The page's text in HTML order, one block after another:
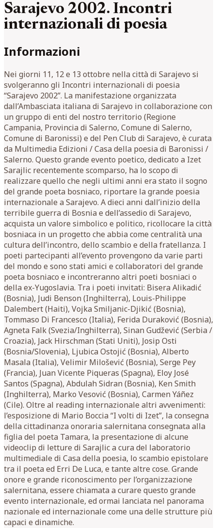
Sarajevo 2002. Incontri
internazionali di poesia
Informazioni
Nei giorni 11, 12 e 13 ottobre nella città di Sarajevo si
svolgeranno gli Incontri internazionali di poesia
“Sarajevo 2002”. La manifestazione organizzata
dall’Ambasciata italiana di Sarajevo in collaborazione con
un gruppo di enti del nostro territorio (Regione
Campania, Provincia di Salerno, Comune di Salerno,
Comune di Baronissi) e del Pen Club di Sarajevo, è curata
da Multimedia Edizioni / Casa della poesia di Baronissi /
Salerno. Questo grande evento poetico, dedicato a Izet
Sarajlic recentemente scomparso, ha lo scopo di
realizzare quello che negli ultimi anni era stato il sogno
del grande poeta bosniaco, riportare la grande poesia
internazionale a Sarajevo. A dieci anni dall’inizio della
terribile guerra di Bosnia e dell’assedio di Sarajevo,
acquista un valore simbolico e politico, ricollocare la città
bosniaca in un progetto che abbia come centralità una
cultura dell’incontro, dello scambio e della fratellanza. I
poeti partecipanti all’evento provengono da varie parti
del mondo e sono stati amici e collaboratori del grande
poeta bosniaco e incontreranno altri poeti bosniaci o
della ex-Yugoslavia. Tra i poeti invitati: Bisera Alikadić
(Bosnia), Judi Benson (Inghilterra), Louis-Philippe
Dalembert (Haiti), Vojka Smiljanic-Djikić (Bosnia),
Tommaso Di Francesco (Italia), Ferida Duraković (Bosnia),
Agneta Falk (Svezia/Inghilterra), Sinan Gudžević (Serbia /
Croazia), Jack Hirschman (Stati Uniti), Josip Osti
(Bosnia/Slovenia), Ljubica Ostojić (Bosnia), Alberto
Masala (Italia), Velimir Milošević (Bosnia), Serge Pey
(Francia), Juan Vicente Piqueras (Spagna), Eloy José
Santos (Spagna), Abdulah Sidran (Bosnia), Ken Smith
(Inghilterra), Marko Vesović (Bosnia), Carmen Yáñez
(Cile). Oltre al reading internazionale altri avvenimenti:
l’esposizione di Mario Boccia “I volti di Izet”, la consegna
della cittadinanza onoraria salernitana consegnata alla
figlia del poeta Tamara, la presentazione di alcune
videoclip di letture di Sarajlic a cura del laboratorio
multimediale di Casa della poesia, lo scambio epistolare
tra il poeta ed Erri De Luca, e tante altre cose. Grande
onore e grande riconoscimento per l’organizzazione
salernitana, essere chiamata a curare questo grande
evento internazionale, ed ormai lanciata nel panorama
nazionale ed internazionale come una delle strutture più
capaci e dinamiche.